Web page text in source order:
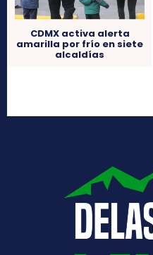
CDMX activa alerta
amarilla por frío en siete
alcaldías